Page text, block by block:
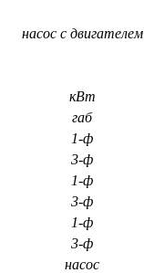
насос с двигателем
кВт
габ
1-ф
3-ф
1-ф
3-ф
1-ф
3-ф
насос